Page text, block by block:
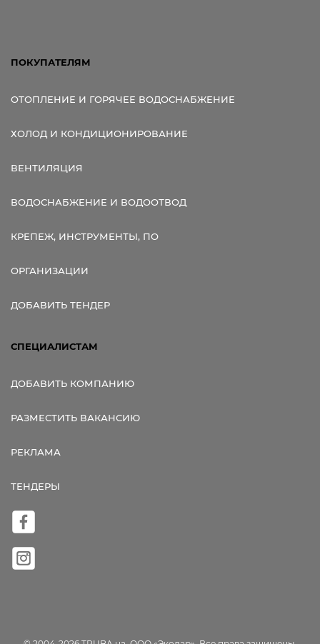
ПОКУПАТЕЛЯМ
ОТОПЛЕНИЕ И ГОРЯЧЕЕ ВОДОСНАБЖЕНИЕ
ХОЛОД И КОНДИЦИОНИРОВАНИЕ
ВЕНТИЛЯЦИЯ
ВОДОСНАБЖЕНИЕ И ВОДООТВОД
КРЕПЕЖ, ИНСТРУМЕНТЫ, ПО
ОРГАНИЗАЦИИ
ДОБАВИТЬ ТЕНДЕР
СПЕЦИАЛИСТАМ
ДОБАВИТЬ КОМПАНИЮ
РАЗМЕСТИТЬ ВАКАНСИЮ
РЕКЛАМА
ТЕНДЕРЫ